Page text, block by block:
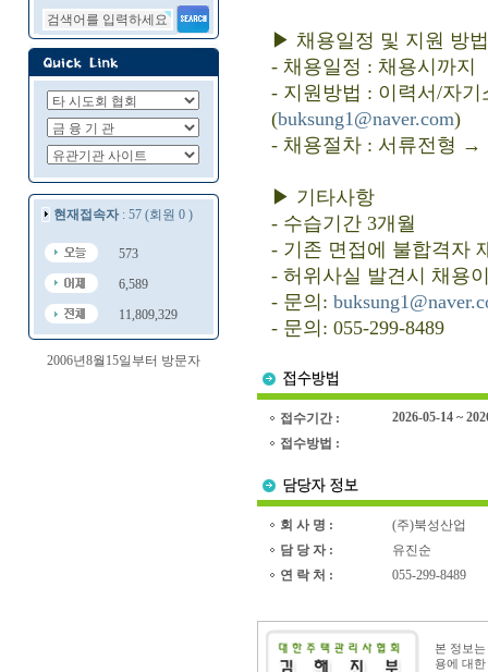
현재접속자: 57 (회원 0 )
573
6,589
11,809,329
2006년8월15일부터 방문자
▶ 채용일정 및 지원 방법
- 채용일정 : 채용시까지
- 지원방법 : 이력서/자
(buksung1@naver.com)
- 채용절차 : 서류전형 →
▶ 기타사항
- 수습기간 3개월
- 기존 면접에 불합격자
- 허위사실 발견시 채용
- 문의:
- 문의: 055-299-8489
접수기간 :
2026-05-14 ~
접수방법 :
회 사 명 :
(주)북성산업
담 당 자 :
유진순
연 락 처 :
055-299-8489
본 정보는
용에 대